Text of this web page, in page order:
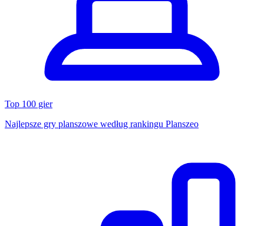
Top 100 gier
Najlepsze gry planszowe według rankingu Planszeo